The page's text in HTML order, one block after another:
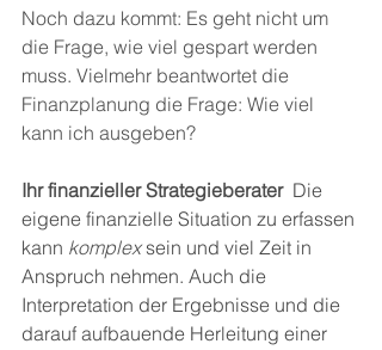
Noch dazu kommt: Es geht nicht um
die Frage, wie viel gespart werden
muss. Vielmehr beantwortet die
Finanzplanung die Frage: Wie viel
kann ich ausgeben?
Ihr finanzieller Strategieberater Die
eigene finanzielle Situation zu erfassen
kann komplex sein und viel Zeit in
Anspruch nehmen. Auch die
Interpretation der Ergebnisse und die
darauf aufbauende Herleitung einer